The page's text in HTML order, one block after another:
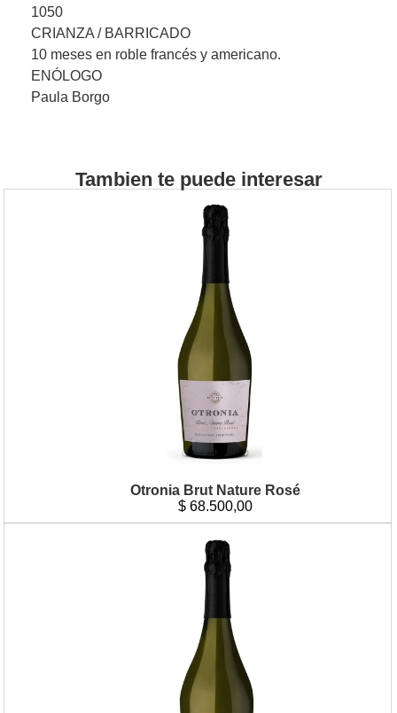
1050
CRIANZA / BARRICADO
10 meses en roble francés y americano.
ENÓLOGO
Paula Borgo
Tambien te puede interesar
Otronia Brut Nature Rosé
$ 68.500,00